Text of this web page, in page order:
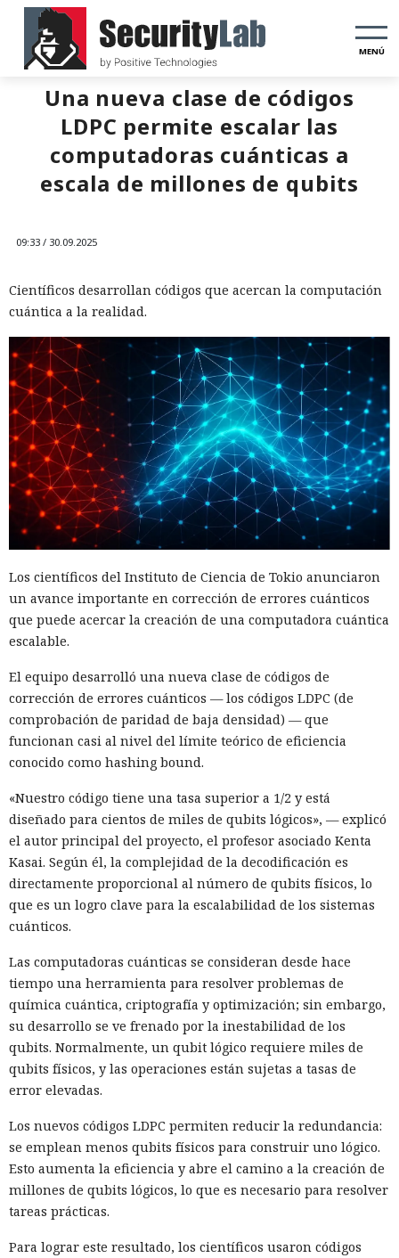
MENÚ
Una nueva clase de códigos
LDPC permite escalar las
computadoras cuánticas a
escala de millones de qubits
09:33 / 30.09.2025
Científicos desarrollan códigos que acercan la computación
cuántica a la realidad.
Los científicos del Instituto de Ciencia de Tokio anunciaron
un avance importante en corrección de errores cuánticos
que puede acercar la creación de una computadora cuántica
escalable.
El equipo desarrolló una nueva clase de códigos de
corrección de errores cuánticos — los códigos LDPC (de
comprobación de paridad de baja densidad) — que
funcionan casi al nivel del límite teórico de eficiencia
conocido como hashing bound.
«Nuestro código tiene una tasa superior a 1/2 y está
diseñado para cientos de miles de qubits lógicos», — explicó
el autor principal del proyecto, el profesor asociado Kenta
Kasai. Según él, la complejidad de la decodificación es
directamente proporcional al número de qubits físicos, lo
que es un logro clave para la escalabilidad de los sistemas
cuánticos.
Las computadoras cuánticas se consideran desde hace
tiempo una herramienta para resolver problemas de
química cuántica, criptografía y optimización; sin embargo,
su desarrollo se ve frenado por la inestabilidad de los
qubits. Normalmente, un qubit lógico requiere miles de
qubits físicos, y las operaciones están sujetas a tasas de
error elevadas.
Los nuevos códigos LDPC permiten reducir la redundancia:
se emplean menos qubits físicos para construir uno lógico.
Esto aumenta la eficiencia y abre el camino a la creación de
millones de qubits lógicos, lo que es necesario para resolver
tareas prácticas.
Para lograr este resultado, los científicos usaron códigos